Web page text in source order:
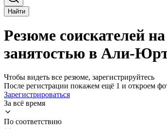
Найти
Резюме соискателей
занятостью в Али-
Чтобы видеть все резюме, зарегистрируйтесь
После регистрации покажем ещё 1 и откроем
Зарегистрироваться
За всё время
По соответствию